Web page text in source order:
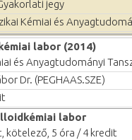
jegy
Kémiai és
labor (2014)
és Anyagtudományi
Dr. (PEGHAAS.SZE)
labor
kötelező, 5 óra / 4 kredit